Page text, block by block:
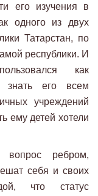
его изучения в
одного из двух
Татарстан, по
республики. И
как
знать его всем
учреждений
ему детей хотели
вопрос ребром,
себя и своих
что статус